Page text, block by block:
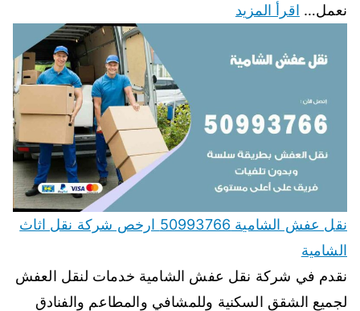
نعمل… اقرأ المزيد
نقل عفش الشامية 50993766 ارخص شركة نقل اثاث
الشامية
نقدم في شركة نقل عفش الشامية خدمات لنقل العفش
لجميع الشقق السكنية وللمشافي والمطاعم والفنادق